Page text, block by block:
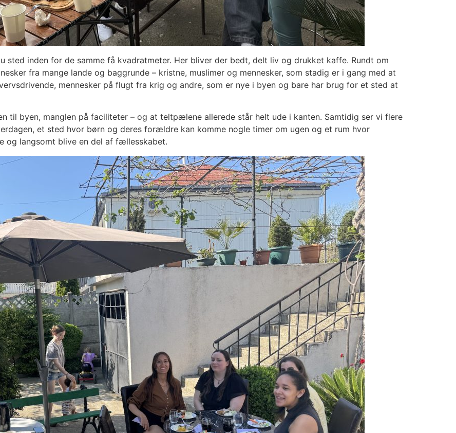
inden for de samme få kvadratmeter. Her bliver der bedt, delt liv og drukket kaffe. Rundt om
fra mange lande og baggrunde – kristne, muslimer og mennesker, som stadig er i gang med at
mennesker på flugt fra krig og andre, som er nye i byen og bare har brug for et sted at
til byen, manglen på faciliteter – og at teltpælene allerede står helt ude i kanten. Samtidig ser vi flere
et sted hvor børn og deres forældre kan komme nogle timer om ugen og et rum hvor
og langsomt blive en del af fællesskabet.